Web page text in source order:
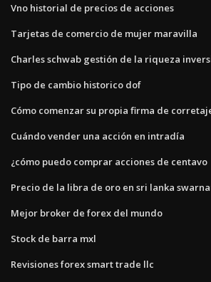
Vno historial de precios de acciones
Tarjetas de comercio de mujer maravilla
Charles schwab gestión de la riqueza
Tipo de cambio historico dof
Cómo comenzar su propia firma de
Cuándo vender una acción en intradía
¿cómo puedo comprar acciones de centavo
Precio de la libra de oro en sri lanka
Mejor broker de forex del mundo
Stock de barra mxl
Revisiones forex smart trade llc